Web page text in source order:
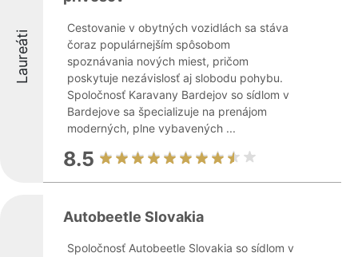
Laureáti
Cestovanie v obytných vozidlách sa stáva
čoraz populárnejším spôsobom
spoznávania nových miest, pričom
poskytuje nezávislosť aj slobodu pohybu.
Spoločnosť Karavany Bardejov so sídlom v
Bardejove sa špecializuje na prenájom
moderných, plne vybavených ...
8.5
Autobeetle Slovakia
Spoločnosť Autobeetle Slovakia so sídlom v